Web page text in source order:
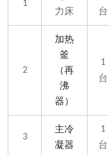
1
力床
台
2
加热
釜
（再
沸
器）
1
台
3
主冷
凝器
1
台